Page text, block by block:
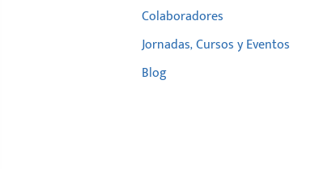
Colaboradores
Jornadas, Cursos y Eventos
Blog